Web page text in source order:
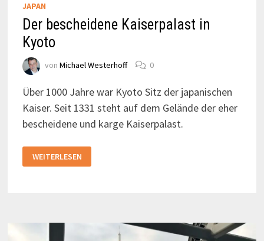
JAPAN
Der bescheidene Kaiserpalast in
Kyoto
von Michael Westerhoff 0
Über 1000 Jahre war Kyoto Sitz der japanischen
Kaiser. Seit 1331 steht auf dem Gelände der eher
bescheidene und karge Kaiserpalast.
BESCHEIDENE
KAISERPALAST
WEITERLESEN